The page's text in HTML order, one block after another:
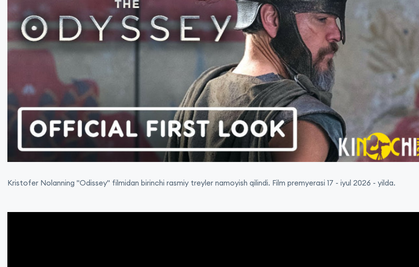
Kristofer Nolanning "Odissey" filmidan birinchi rasmiy treyler namoyish qilindi. Film premyerasi 17 - iyul 2026 - yilda.